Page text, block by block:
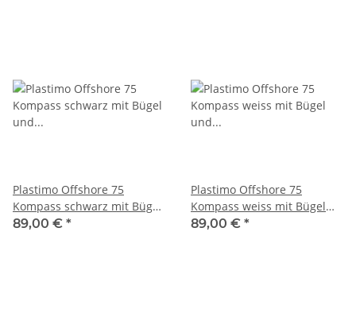
Plastimo Offshore 75
Kompass schwarz mit Bügel
und Beleuchtung 63865
89,00 € *
Plastimo Offshore 75
Kompass weiss mit Bügel
und Beleuchtung 63866
89,00 € *